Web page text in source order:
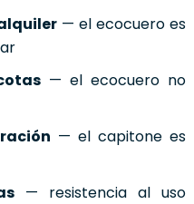
— el ecocuero es
— el ecocuero no
— el capitone es
— resistencia al uso